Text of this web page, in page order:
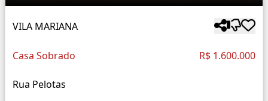
VILA MARIANA
Casa Sobrado R$ 1.600.000
Rua Pelotas